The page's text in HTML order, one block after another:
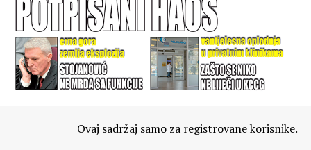
Ovaj sadržaj samo za registrovane korisnike.